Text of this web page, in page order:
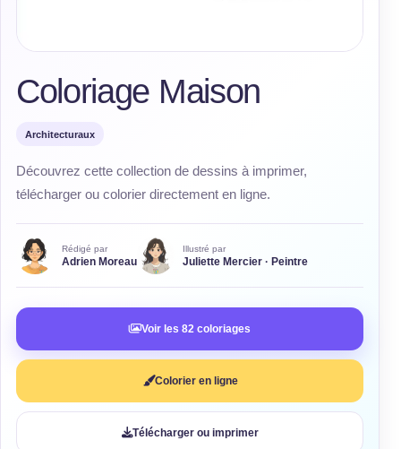
Coloriage Maison
Architecturaux
Découvrez cette collection de dessins à imprimer,
télécharger ou colorier directement en ligne.
Rédigé par
Adrien Moreau
Illustré par
Juliette Mercier · Peintre
Voir les 82 coloriages
Colorier en ligne
Télécharger ou imprimer